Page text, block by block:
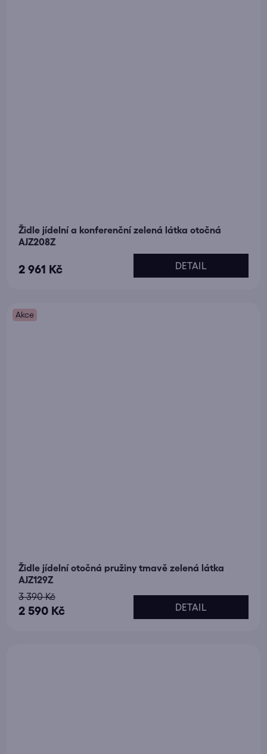
Židle jídelní a konferenční zelená látka otočná
AJZ208Z
2 961 Kč DETAIL
Akce
Židle jídelní otočná pružiny tmavě zelená látka
AJZ129Z
2 590 Kč
3 390 Kč
DETAIL